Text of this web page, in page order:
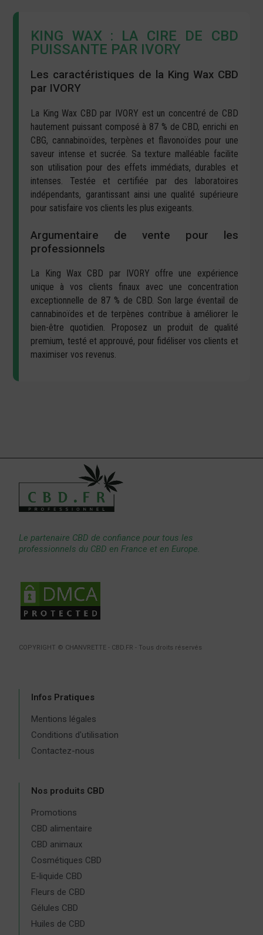
KING WAX : LA CIRE DE CBD
PUISSANTE PAR IVORY
Les caractéristiques de la King Wax CBD
par IVORY
La King Wax CBD par IVORY est un concentré de CBD
hautement puissant composé à 87 % de CBD, enrichi en
CBG, cannabinoïdes, terpènes et flavonoïdes pour une
saveur intense et sucrée. Sa texture malléable facilite
son utilisation pour des effets immédiats, durables et
intenses. Testée et certifiée par des laboratoires
indépendants, garantissant ainsi une qualité supérieure
pour satisfaire vos clients les plus exigeants.
Argumentaire de vente pour les
professionnels
La King Wax CBD par IVORY offre une expérience
unique à vos clients finaux avec une concentration
exceptionnelle de 87 % de CBD. Son large éventail de
cannabinoïdes et de terpènes contribue à améliorer le
bien-être quotidien. Proposez un produit de qualité
premium, testé et approuvé, pour fidéliser vos clients et
maximiser vos revenus.
Le partenaire CBD de confiance pour tous les
professionnels du CBD en France et en Europe.
COPYRIGHT © CHANVRETTE - CBD.FR - Tous droits réservés
Infos Pratiques
Mentions légales
Conditions d'utilisation
Contactez-nous
Nos produits CBD
Promotions
CBD alimentaire
CBD animaux
Cosmétiques CBD
E-liquide CBD
Fleurs de CBD
Gélules CBD
Huiles de CBD